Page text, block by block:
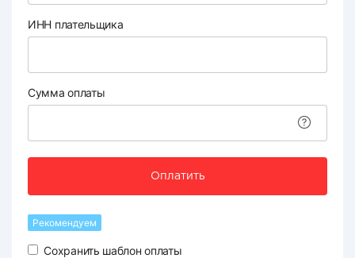
ИНН плательщика
Сумма оплаты
Оплатить
Рекомендуем
Сохранить шаблон оплаты